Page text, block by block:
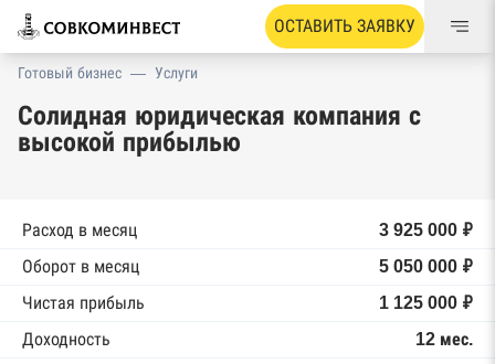
ОСТАВИТЬ ЗАЯВКУ
Готовый бизнес — Услуги
Солидная юридическая компания с
высокой прибылью
Расход в месяц
3 925 000 ₽
Оборот в месяц
5 050 000 ₽
Чистая прибыль
1 125 000 ₽
Доходность
12 мес.